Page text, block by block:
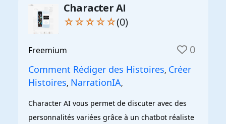
Character AI
☆☆☆☆☆(0)
Freemium 0
Comment Rédiger des Histoires, Créer
Histoires, NarrationIA,
Character AI vous permet de discuter avec des
personnalités variées grâce à un chatbot réaliste